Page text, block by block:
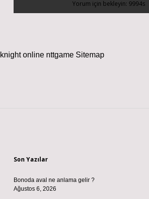
knight online nttgame Sitemap
Son Yazılar
Bonoda aval ne anlama gelir ?
Ağustos 6, 2026